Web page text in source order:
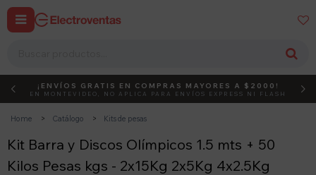
 
DEBUT ACTIVÁ EL CÓDIGO
¡ENVÍOS GRATIS EN COMPRAS MAYORES A $2000!
EN MONTEVIDEO, NO APLICA PARA ENVÍOS EXPRESS NI FLASH
Home Catálogo Kits de pesas
Kit Barra y Discos Olímpicos 1.5 mts + 50
Kilos Pesas kgs - 2x15Kg 2x5Kg 4x2.5Kg